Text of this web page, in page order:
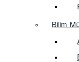
Bilim-